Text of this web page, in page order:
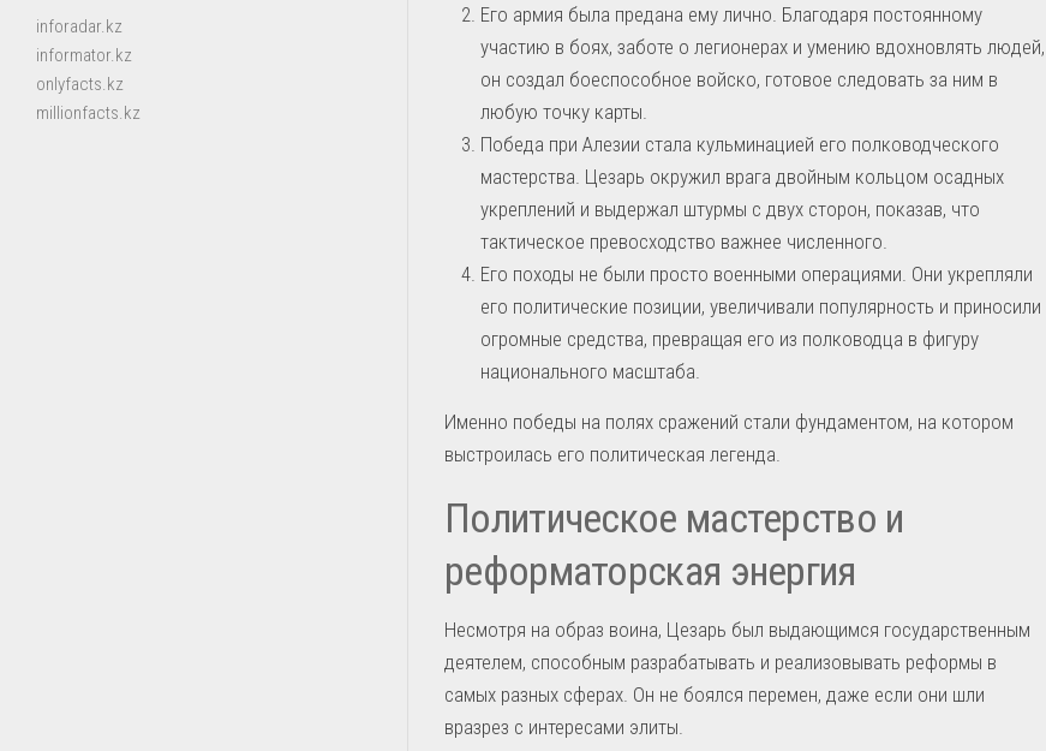
Его армия была предана ему лично. Благодаря постоянному
участию в боях, заботе о легионерах и умению вдохновлять людей,
он создал боеспособное войско, готовое следовать за ним в
любую точку карты.
Победа при Алезии стала кульминацией его полководческого
мастерства. Цезарь окружил врага двойным кольцом осадных
укреплений и выдержал штурмы с двух сторон, показав, что
тактическое превосходство важнее численного.
Его походы не были просто военными операциями. Они укрепляли
его политические позиции, увеличивали популярность и приносили
огромные средства, превращая его из полководца в фигуру
национального масштаба.
Именно победы на полях сражений стали фундаментом, на котором
выстроилась его политическая легенда.
Политическое мастерство и
реформаторская энергия
Несмотря на образ воина, Цезарь был выдающимся государственным
деятелем, способным разрабатывать и реализовывать реформы в
самых разных сферах. Он не боялся перемен, даже если они шли
вразрез с интересами элиты.
inforadar.kz
informator.kz
onlyfacts.kz
millionfacts.kz